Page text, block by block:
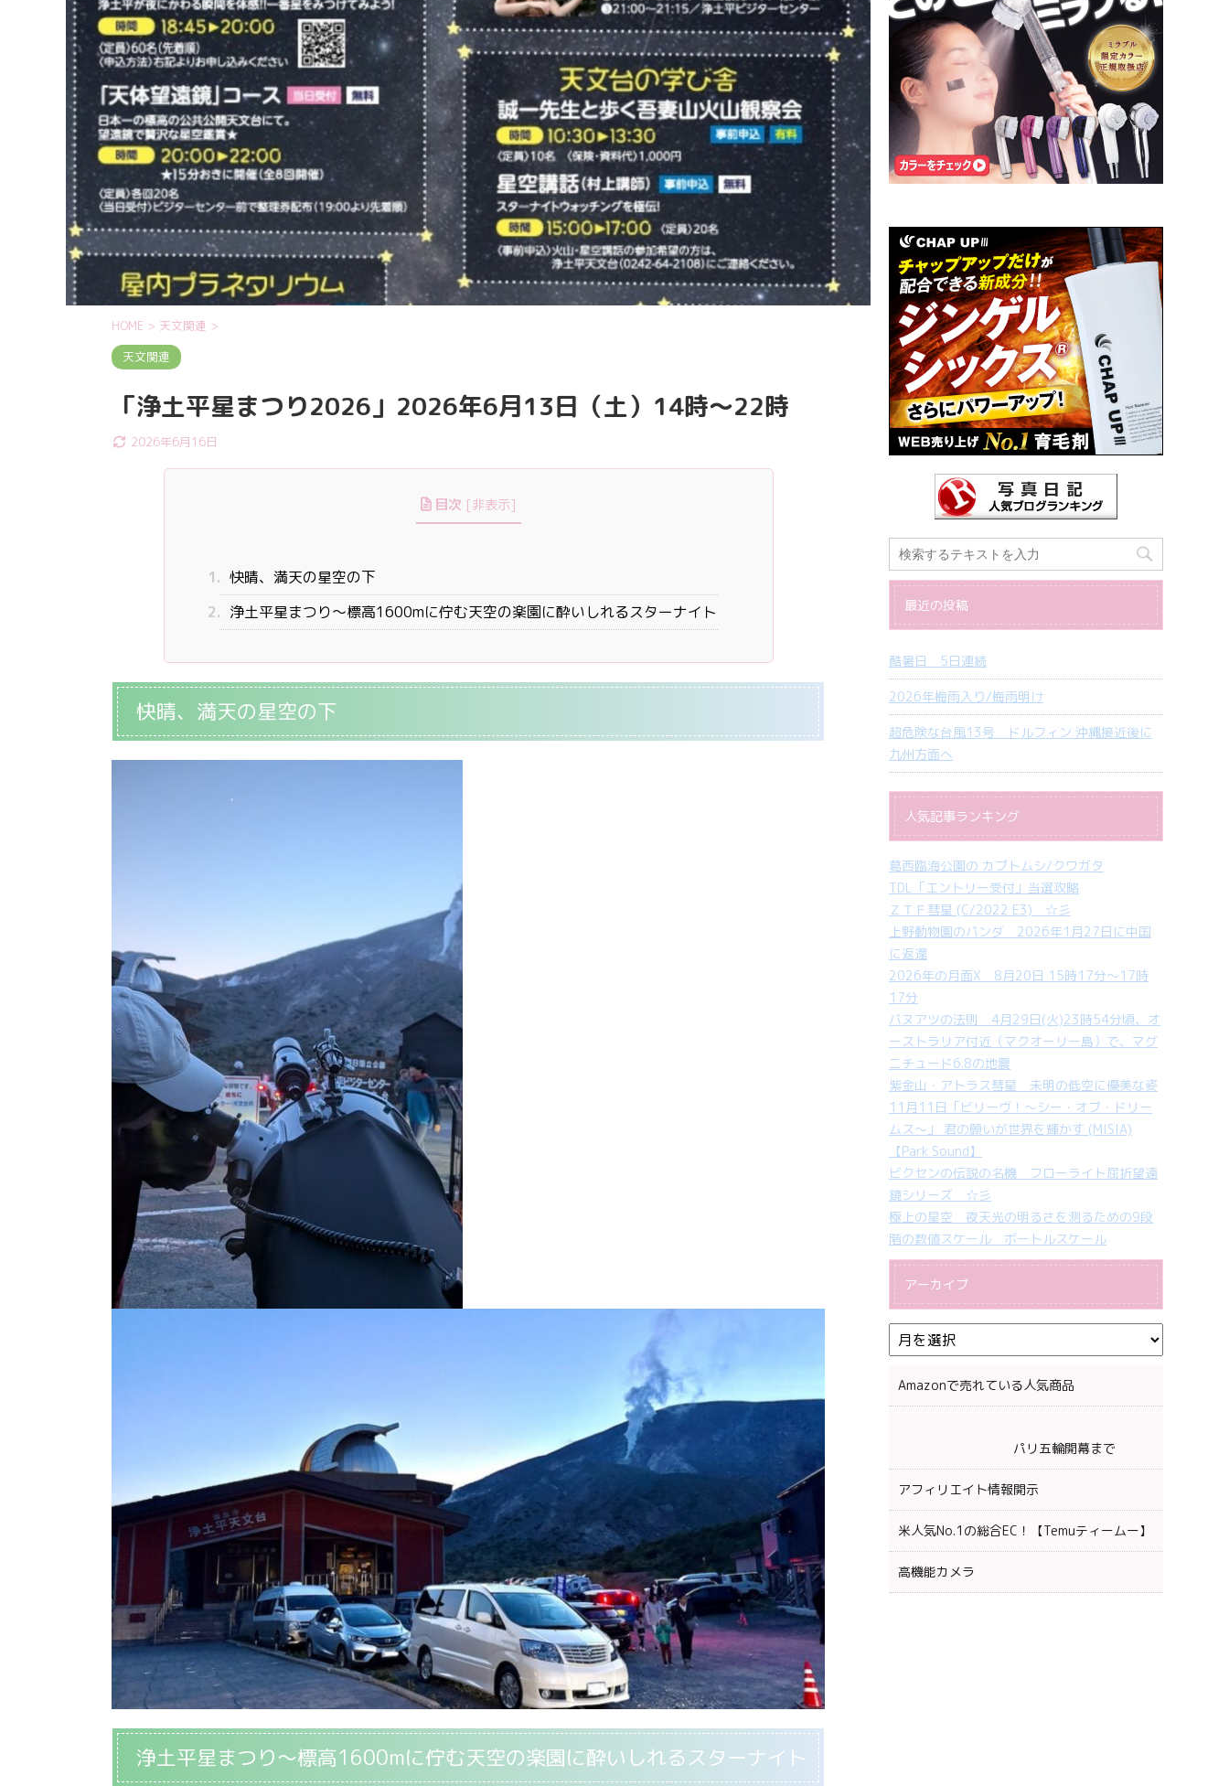
HOME > 天文関連 >
天文関連
「浄土平星まつり2026」2026年6月13日（土）14時～22時
2026年6月16日
目次 [非表示]
1. 快晴、満天の星空の下
2. 浄土平星まつり～標高1600mに佇む天空の楽園に酔いしれるスターナイト
快晴、満天の星空の下
浄土平星まつり～標高1600mに佇む天空の楽園に酔いしれるスターナイト
最近の投稿
酷暑日 5日連続
2026年梅雨入り/梅雨明け
超危険な台風13号 ドルフィン 沖縄接近後に
九州方面へ
人気記事ランキング
葛西臨海公園の カブトムシ/クワガタ
TDL「エントリー受付」当選攻略
ＺＴＦ彗星 (C/2022 E3) ☆彡
上野動物園のパンダ 2026年1月27日に中国
に返還
2026年の月面X 8月20日 15時17分～17時
17分
バヌアツの法則 4月29日(火)23時54分頃、オ
ーストラリア付近（マクオーリー島）で、マグ
ニチュード6.8の地震
紫金山・アトラス彗星 未明の低空に優美な姿
11月11日「ビリーヴ！～シー・オブ・ドリー
ムス～」 君の願いが世界を輝かす (MISIA)
【Park Sound】
ビクセンの伝説の名機 フローライト屈折望遠
鏡シリーズ ☆彡
極上の星空 夜天光の明るさを測るための9段
階の数値スケール ボートルスケール
アーカイブ
Amazonで売れている人気商品
パリ五輪開幕まで
アフィリエイト情報開示
米人気No.1の総合EC！【Temuティームー】
高機能カメラ